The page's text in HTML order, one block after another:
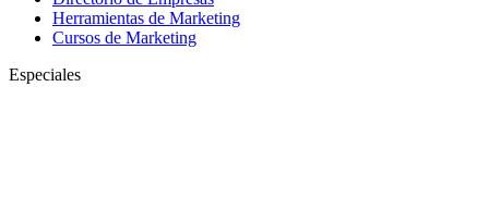
Herramientas de Marketing
Cursos de Marketing
Especiales